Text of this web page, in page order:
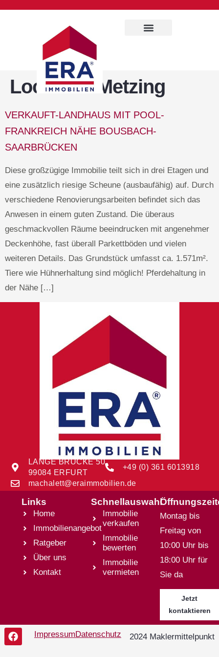
Location: Metzing
VERKAUFT-LANDHAUS MIT POOL-
FRANKREICH NÄHE BOUSBACH-
SAARBRÜCKEN
Diese großzügige Immobilie teilt sich in drei Etagen und
eine zusätzlich riesige Scheune (ausbaufähig) auf. Durch
verschiedene Renovierungsarbeiten befindet sich das
Anwesen in einem guten Zustand. Die überaus
geschmackvollen Räume beeindrucken mit angenehmer
Deckenhöhe, fast überall Parkettböden und vielen
weiteren Details. Das Grundstück umfasst ca. 1.571m².
Tiere wie Hühnerhaltung sind möglich! Pferdehaltung in
der Nähe […]
LANGE BRÜCKE 50
99084 ERFURT
+49 (0) 361 6013918
machalett@eraimmobilien.de
Links
Home
Immobilienangebot
Ratgeber
Über uns
Kontakt
Schnellauswahl
Immobilie
verkaufen
Immobilie
bewerten
Immobilie
vermieten
Montag bis
Freitag von
10:00 Uhr bis
18:00 Uhr für
Sie da
Jetzt
kontaktieren
Impressum Datenschutz 2024 Maklermittelpunkt